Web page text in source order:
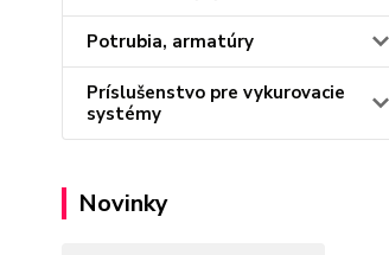
Potrubia, armatúry
Príslušenstvo pre vykurovacie
systémy
Novinky